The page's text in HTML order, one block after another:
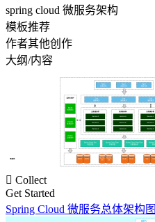
spring cloud 微服务架构
模板推荐
作者其他创作
大纲/内容
 Collect
Get Started
Spring Cloud 微服务总体架构图